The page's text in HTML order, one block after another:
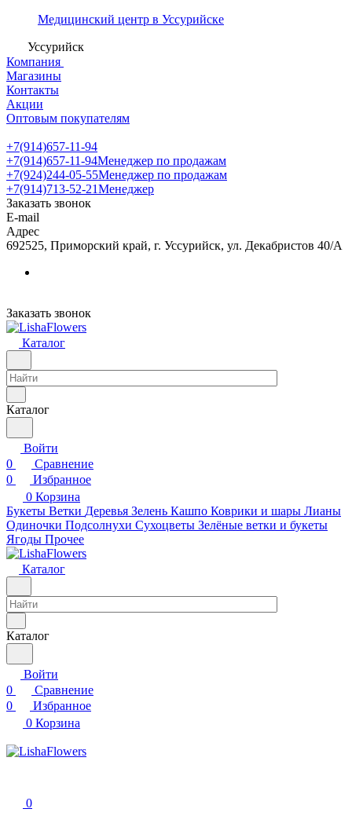
Медицинский центр в Уссурийске
Уссурийск
Компания
Магазины
Контакты
Акции
Оптовым покупателям
+7(914)657-11-94
+7(914)657-11-94Менеджер по продажам
+7(924)244-05-55Менеджер по продажам
+7(914)713-52-21Менеджер
Заказать звонок
E-mail
Адрес
692525, Приморский край, г. Уссурийск, ул. Декабристов 40/А
Заказать звонок
Каталог
Каталог
Войти
0
Сравнение
0
Избранное
0 Корзина
Букеты Ветки Деревья Зелень Кашпо Коврики и шары Лианы
Одиночки Подсолнухи Сухоцветы Зелёные ветки и букеты
Ягоды Прочее
Каталог
Каталог
Войти
0
Сравнение
0
Избранное
0 Корзина
0